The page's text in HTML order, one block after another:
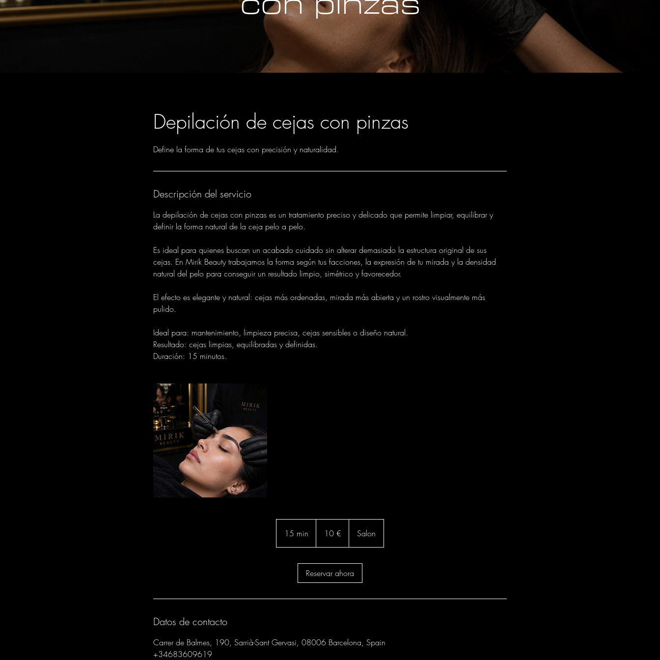
Depilación de cejas con pinzas
Define la forma de tus cejas con precisión y naturalidad.
Descripción del servicio
La depilación de cejas con pinzas es un tratamiento preciso y delicado que permite limpiar, equilibrar y
definir la forma natural de la ceja pelo a pelo.
Es ideal para quienes buscan un acabado cuidado sin alterar demasiado la estructura original de sus
cejas. En Mirik Beauty trabajamos la forma según tus facciones, la expresión de tu mirada y la densidad
natural del pelo para conseguir un resultado limpio, simétrico y favorecedor.
El efecto es elegante y natural: cejas más ordenadas, mirada más abierta y un rostro visualmente más
pulido.
Ideal para: mantenimiento, limpieza precisa, cejas sensibles o diseño natural.
Resultado: cejas limpias, equilibradas y definidas.
Duración: 15 minutos.
15 min
5
m
i
10 € Salon
Reservar ahora
Datos de contacto
Carrer de Balmes, 190, Sarrià-Sant Gervasi, 08006 Barcelona, Spain
+34683609619